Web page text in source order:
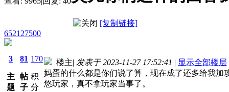
[复制链接]
652127500
3
主
题
81
帖
子
170
积
分
楼主| 发表于 2023-11-27 17:52:41 | 显示全部楼层
妈蛋的什么都是你们说了算，现在成了还多给我
悠玩家，真不拿玩家当事了。